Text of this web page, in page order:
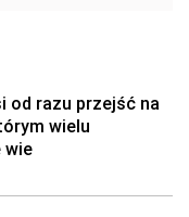
od razu przejść na
wielu
wie